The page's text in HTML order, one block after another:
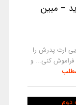
– مبین
ارث پدرش را
فراموش کنی... و